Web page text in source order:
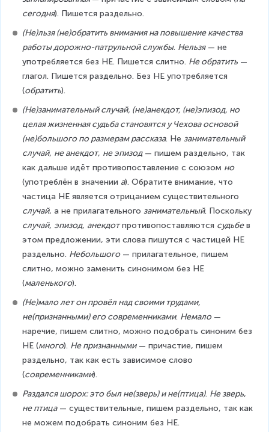
сегодня). Пишется раздельно.
(Не)льзя (не)обратить внимания на повышение качества
работы дорожно-патрульной службы. Нельзя — не
употребляется без НЕ. Пишется слитно. Не обратить —
глагол. Пишется раздельно. Без НЕ употребляется
(обратить).
(Не)занимательный случай, (не)анекдот, (не)эпизод, но
целая жизненная судьба становятся у Чехова основой
(не)большого по размерам рассказа. Не занимательный
случай, не анекдот, не эпизод — пишем раздельно, так
как дальше идёт противопоставление с союзом но
(употреблён в значении а). Обратите внимание, что
частица НЕ является отрицанием существительного
случай, а не прилагательного занимательный. Поскольку
случай, эпизод, анекдот противопоставляются судьбе в
этом предложении, эти слова пишутся с частицей НЕ
раздельно. Небольшого — прилагательное, пишем
слитно, можно заменить синонимом без НЕ
(маленького).
(Не)мало лет он провёл над своими трудами,
не(признанными) его современниками. Немало —
наречие, пишем слитно, можно подобрать синоним без
НЕ (много). Не признанными — причастие, пишем
раздельно, так как есть зависимое слово
(современниками).
Раздался шорох: это был не(зверь) и не(птица). Не зверь,
не птица — существительные, пишем раздельно, так как
не можем подобрать синоним без НЕ.